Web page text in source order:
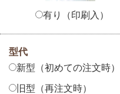
有り（印刷入）
型代
新型（初めての注文時）
旧型（再注文時）